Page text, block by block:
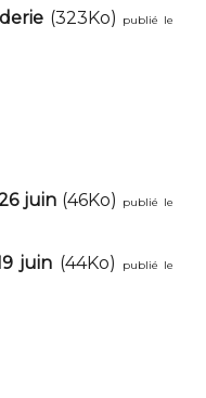
(323Ko)
publié le
juin(46Ko)
publié le
juin (44Ko)
publié le